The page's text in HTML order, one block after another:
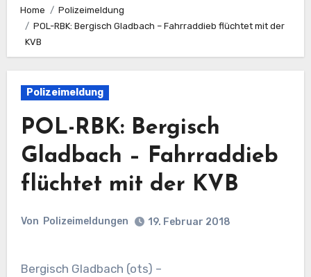
Home
Polizeimeldung
POL-RBK: Bergisch Gladbach – Fahrraddieb flüchtet mit der
KVB
Polizeimeldung
POL-RBK: Bergisch
Gladbach – Fahrraddieb
flüchtet mit der KVB
Von Polizeimeldungen 19. Februar 2018
Bergisch Gladbach (ots) –